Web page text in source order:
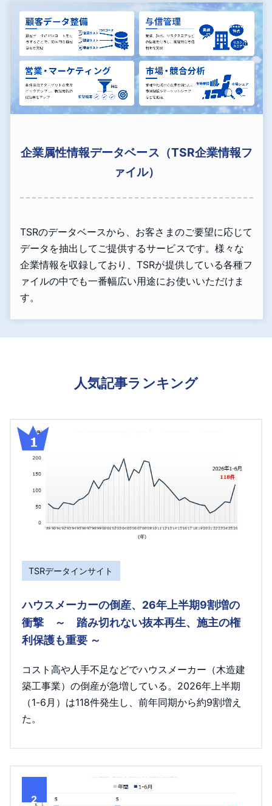
企業属性情報データベース（TSR企業情報フ
ァイル）
TSRのデータベースから、お客さまのご要望に応じて
データを抽出してご提供するサービスです。様々な
企業情報を収録しており、TSRが提供している各種フ
ァイルの中でも一番幅広い用途にお使いいただけま
す。
人気記事ランキング
TSRデータインサイト
ハウスメーカーの倒産、26年上半期9割増の
衝撃 ～ 踏み切れない抜本再生、施主の権
利保護も重要 ～
コスト高や人手不足などでハウスメーカー（木造建
築工事業）の倒産が急増している。2026年上半期
（1-6月）は118件発生し、前年同期から約9割増え
た。
2